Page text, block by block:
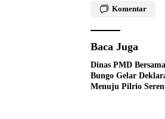
Komentar
Baca Juga
Dinas PMD
Bungo Gelar
Menuju Pilrio